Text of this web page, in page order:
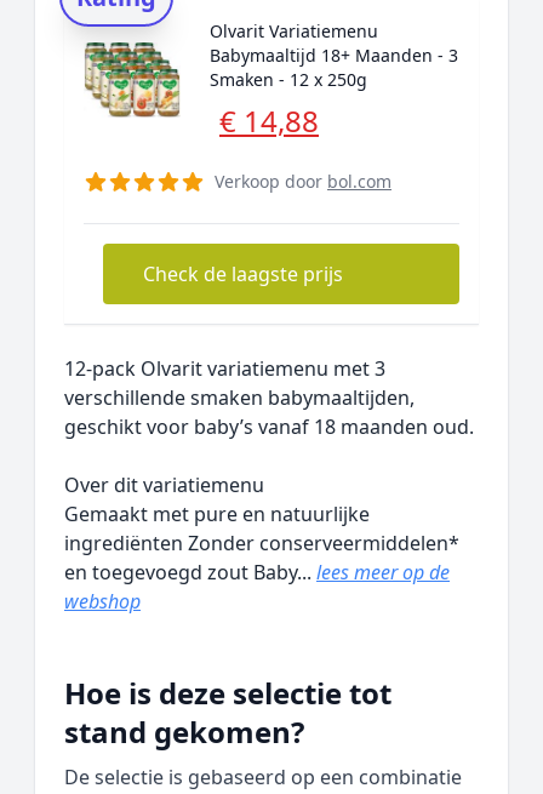
Olvarit Variatiemenu
Babymaaltijd 18+ Maanden - 3
Smaken - 12 x 250g
€ 14,88
Verkoop door bol.com
Check de laagste prijs
12-pack Olvarit variatiemenu met 3
verschillende smaken babymaaltijden,
geschikt voor baby’s vanaf 18 maanden oud.
Over dit variatiemenu
Gemaakt met pure en natuurlijke
ingrediënten Zonder conserveermiddelen*
en toegevoegd zout Baby... lees meer op de
webshop
Hoe is deze selectie tot
stand gekomen?
De selectie is gebaseerd op een combinatie